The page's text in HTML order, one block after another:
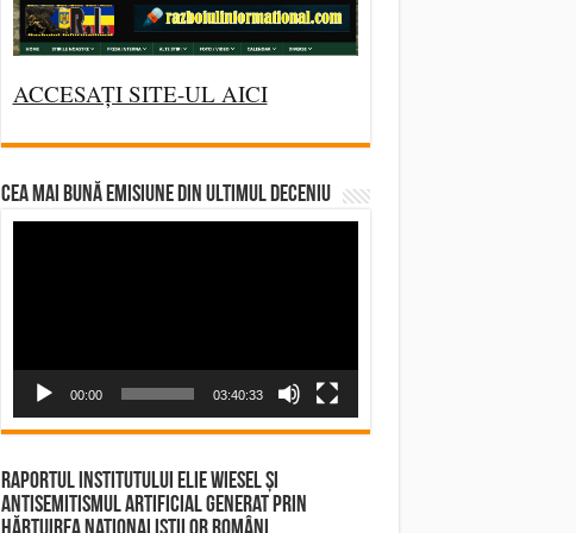
ACCESAȚI SITE-UL AICI
CEA MAI BUNĂ EMISIUNE DIN ULTIMUL DECENIU
00:00 03:40:33
Raportul Institutului Elie Wiesel și
Antisemitismul Artificial Generat prin